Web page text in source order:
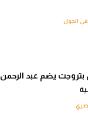
الجول
يضم عبد الرحمن